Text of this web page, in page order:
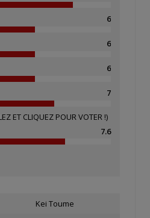
6
6
6
7
ET CLIQUEZ POUR VOTER !)
7.6
Kei Toume